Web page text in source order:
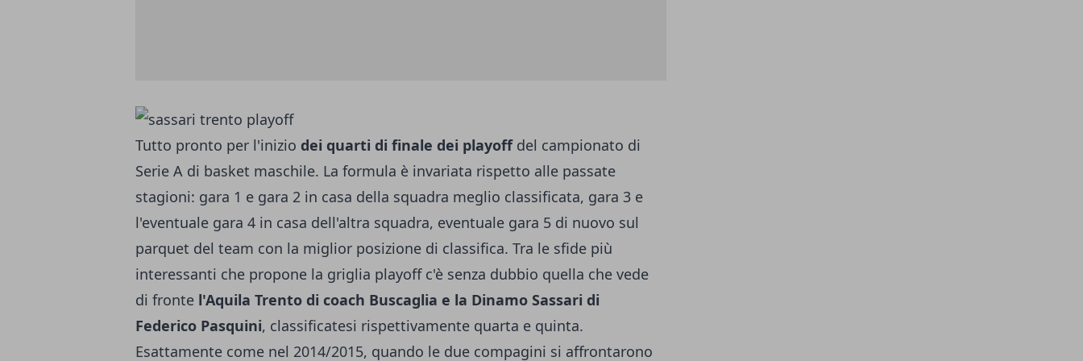
Tutto pronto per l'inizio dei quarti di finale dei playoffdel campionato di
Serie A di basket maschile. La formula è invariata rispetto alle passate
stagioni: gara 1 e gara 2 in casa della squadra meglio classificata, gara 3 e
l'eventuale gara 4 in casa dell'altra squadra, eventuale gara 5 di nuovo sul
parquet del team con la miglior posizione di classifica. Tra le sfide più
interessanti che propone la griglia playoff c'è senza dubbio quella che vede
di fronte l'Aquila Trento di coach Buscaglia e la Dinamo Sassari di
Federico Pasquini, classificatesi rispettivamente quarta e quinta.
Esattamente come nel 2014/2015, quando le due compagini si affrontarono